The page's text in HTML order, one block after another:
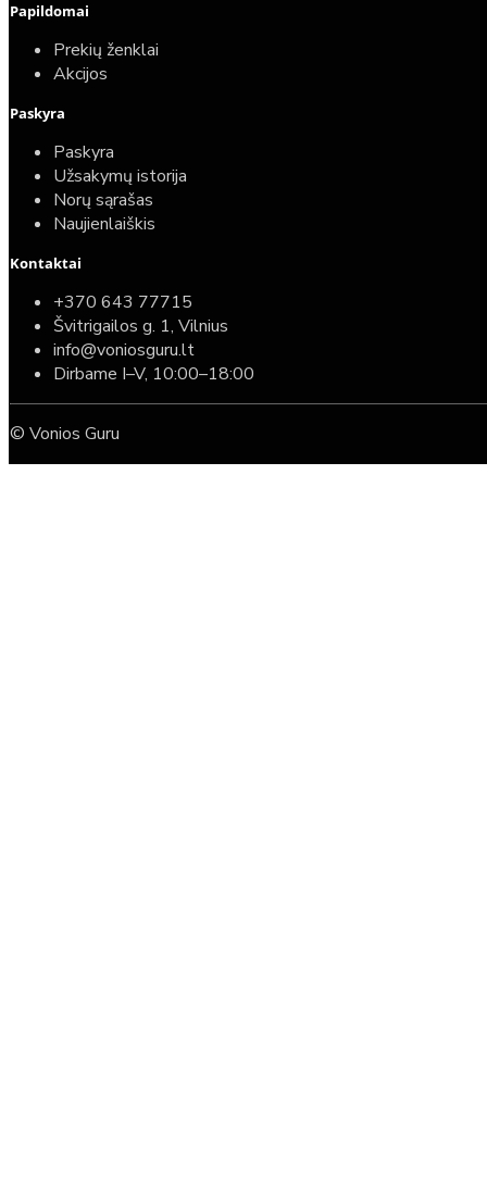
Papildomai
Prekių ženklai
Akcijos
Paskyra
Paskyra
Užsakymų istorija
Norų sąrašas
Naujienlaiškis
Kontaktai
+370 643 77715
Švitrigailos g. 1, Vilnius
info@voniosguru.lt
Dirbame I–V, 10:00–18:00
© Vonios Guru